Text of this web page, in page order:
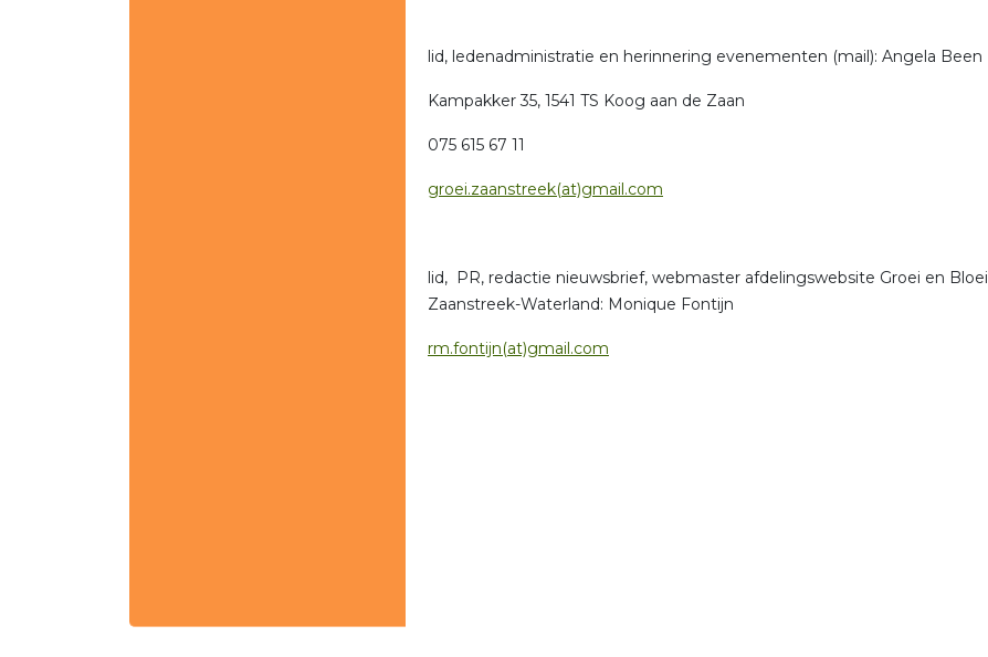
lid, ledenadministratie en herinnering evenementen (mail): Angela Been
Kampakker 35, 1541 TS Koog aan de Zaan
075 615 67 11
groei.zaanstreek(at)gmail.com
lid, PR, redactie nieuwsbrief, webmaster afdelingswebsite Groei en Bloei
Zaanstreek-Waterland: Monique Fontijn
rm.fontijn(at)gmail.com